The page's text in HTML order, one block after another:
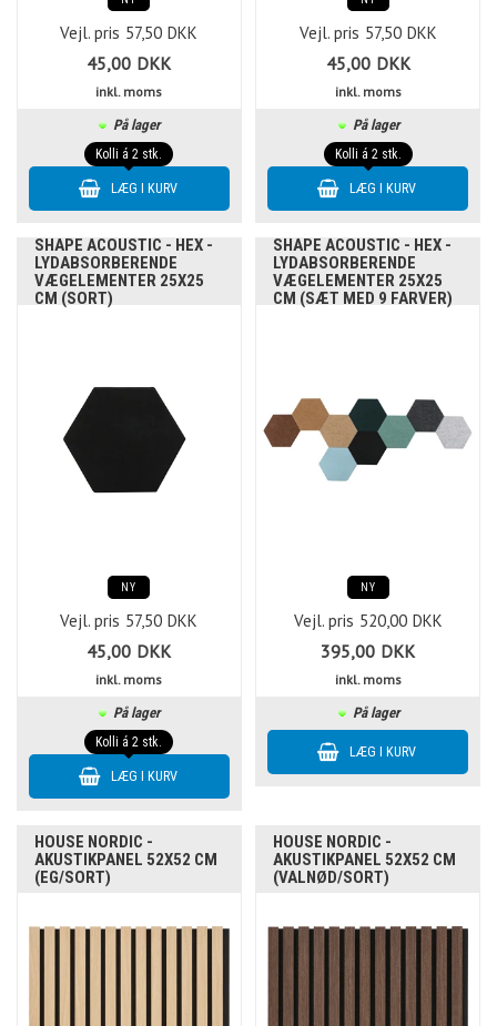
Vejl. pris 57,50 DKK
45,00 DKK
inkl. moms
På lager
Kolli á 2 stk.
Vejl. pris 57,50 DKK
45,00 DKK
inkl. moms
På lager
Kolli á 2 stk.
SHAPE ACOUSTIC - HEX -
LYDABSORBERENDE
VÆGELEMENTER 25X25
CM (SORT)
NY
Vejl. pris 57,50 DKK
45,00 DKK
inkl. moms
På lager
Kolli á 2 stk.
SHAPE ACOUSTIC - HEX -
LYDABSORBERENDE
VÆGELEMENTER 25X25
CM (SÆT MED 9 FARVER)
NY
Vejl. pris 520,00 DKK
395,00 DKK
inkl. moms
På lager
HOUSE NORDIC -
AKUSTIKPANEL 52X52 CM
(EG/SORT)
HOUSE NORDIC -
AKUSTIKPANEL 52X52 CM
(VALNØD/SORT)